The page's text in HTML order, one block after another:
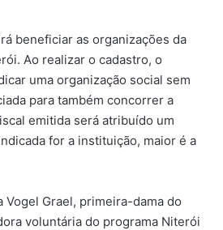
beneficiar as organizações da
Ao realizar o cadastro, o
uma organização social sem
para também concorrer a
emitida será atribuído um
for a instituição, maior é a
Vogel Grael, primeira-dama do
voluntária do programa Niterói